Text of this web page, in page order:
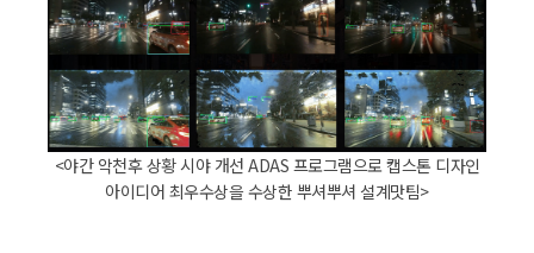
<야간 악천후 상황 시야 개선 ADAS 프로그램으로 캡스톤 디자인
아이디어 최우수상을 수상한 뿌셔뿌셔 설계맛팀>